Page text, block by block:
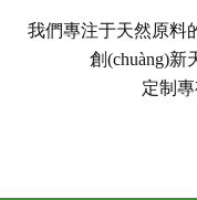
我們專注于天然原料
創(chuàng)新
定制專